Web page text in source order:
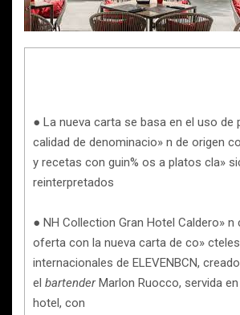
● La nueva carta se basa en el uso de
calidad de denominacio» n de origen
y recetas con guin% os a platos cla»
reinterpretados
● NH Collection Gran Hotel Caldero» n
oferta con la nueva carta de co» cteles
internacionales de ELEVENBCN,
el bartenderMarlon Ruocco, servida
hotel, con